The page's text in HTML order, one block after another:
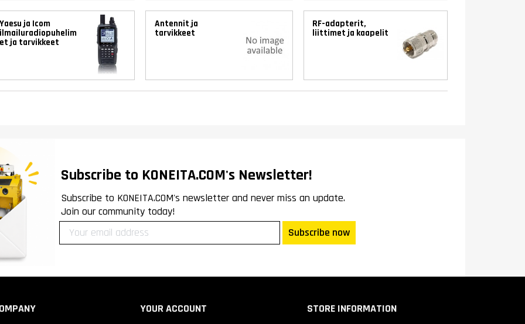
Yaesu ja Icom
ilmailuradiopuhelim
et ja tarvikkeet
Antennit ja
tarvikkeet
RF-adapterit,
liittimet ja kaapelit
Subscribe to KONEITA.COM's Newsletter!
Subscribe to KONEITA.COM's newsletter and never miss an update.
Join our community today!
Subscribe now
YOUR ACCOUNT STORE INFORMATION